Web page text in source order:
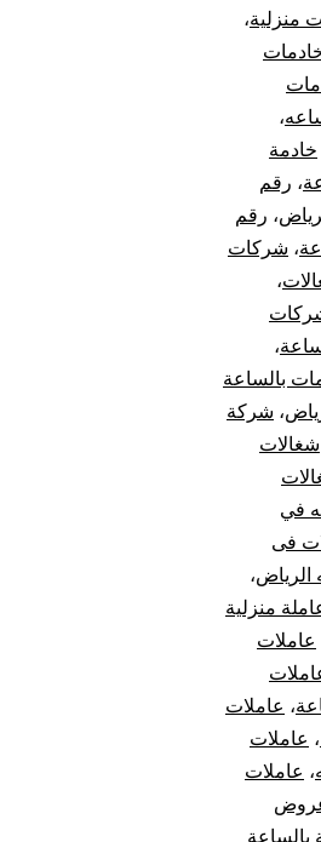
منزلية،
،
خادمة
، رقم
، رقم
، شركات
،
،
بالساعة
، شركة
شغالات
في
فى
الرياض،
منزلية
عاملات
، عاملات
، عاملات
، عاملات
بالساعة